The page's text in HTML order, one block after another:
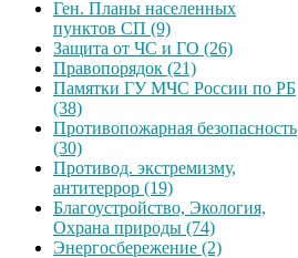
Ген. Планы населенных
пунктов СП (9)
Защита от ЧС и ГО (26)
Правопорядок (21)
Памятки ГУ МЧС России по РБ
(38)
Противопожарная безопасность
(30)
Противод. экстремизму,
антитеррор (19)
Благоустройство, Экология,
Охрана природы (74)
Энергосбережение (2)